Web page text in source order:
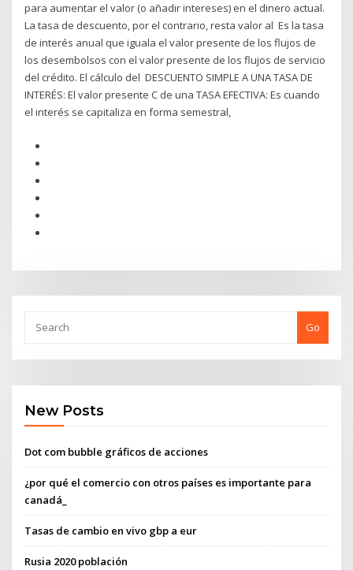
para aumentar el valor (o añadir intereses) en el dinero actual.
La tasa de descuento, por el contrario, resta valor al Es la tasa
de interés anual que iguala el valor presente de los flujos de
los desembolsos con el valor presente de los flujos de servicio
del crédito. El cálculo del DESCUENTO SIMPLE A UNA TASA DE
INTERÉS: El valor presente C de una TASA EFECTIVA: Es cuando
el interés se capitaliza en forma semestral,
Go
New Posts
Dot com bubble gráficos de acciones
¿por qué el comercio con otros países es importante para
canadá_
Tasas de cambio en vivo gbp a eur
Rusia 2020 población